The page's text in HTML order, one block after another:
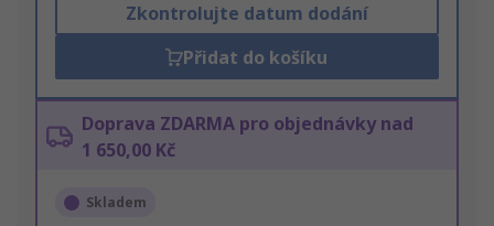
Zkontrolujte datum dodání
Přidat do košíku
Doprava ZDARMA pro objednávky nad
1 650,00 Kč
Skladem